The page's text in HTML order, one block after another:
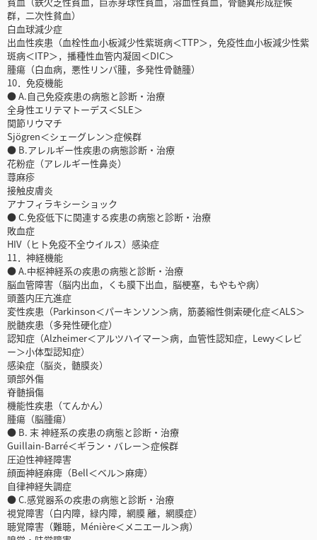
群，二次性貧血）
白血球減少症
出血性疾患（血栓性血小板減少性紫斑病＜TTP＞，免疫性血小板減少性紫
斑病＜ITP＞，播種性血管内凝固＜DIC＞
腫瘍（白血病，悪性リンパ腫，多発性骨髄腫）
10．免疫機能
● A.自己免疫疾患の病態と診断・治療
全身性エリテマトーデス＜SLE＞
関節リウマチ
Sjögren＜シェーグレン＞症候群
● B.アレルギー性疾患の病態診断・治療
花粉症（アレルギー性鼻炎）
蕁麻疹
接触皮膚炎
アナフィラキシーショック
● C.免疫低下に関連する疾患の病態と診断・治療
敗血症
HIV（ヒト免疫不全ウイルス）感染症
11．神経機能
● A.中枢神経系の疾患の病態と診断・治療
脳血管障害（脳内出血，くも膜下出血，脳梗塞，もやもや病）
頭蓋内圧亢進症
変性疾患（Parkinson＜パーキンソン＞病，筋萎縮性側索硬化症＜ALS＞
脱髄疾患（多発性硬化症）
認知症（Alzheimer＜アルツハイマー＞病，血管性認知症，Lewy＜レビ
ー＞小体型認知症）
感染症（脳炎，髄膜炎）
頭部外傷
脊髄損傷
機能性疾患（てんかん）
腫瘍（脳腫瘍）
● B. 末 神経系の疾患の病態と診断・治療
Guillain-Barré＜ギラン・バレー＞症候群
圧迫性神経障害
顔面神経麻痺（Bell＜ベル＞麻痺）
自律神経失調症
● C.感覚器系の疾患の病態と診断・治療
視覚障害（白内障，緑内障，網膜 離，網膜症）
聴覚障害（難聴，Ménière＜メニエール＞病）